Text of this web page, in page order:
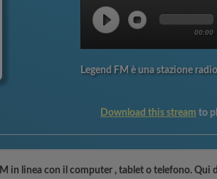
00:00
Legend FM è una stazione
Download this stream to
in linea con il computer , tablet o telefono.